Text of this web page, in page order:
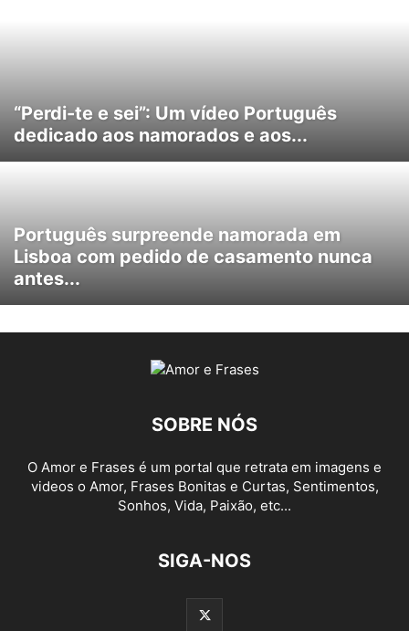
“Perdi-te e sei”: Um vídeo Português
dedicado aos namorados e aos...
Português surpreende namorada em
Lisboa com pedido de casamento nunca
antes...
SOBRE NÓS
O Amor e Frases é um portal que retrata em imagens e
videos o Amor, Frases Bonitas e Curtas, Sentimentos,
Sonhos, Vida, Paixão, etc...
SIGA-NOS